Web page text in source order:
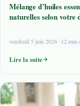
Mélange d’huiles
naturelles selon votre
vendredi 5 juin 2026 12 min
Lire la suite